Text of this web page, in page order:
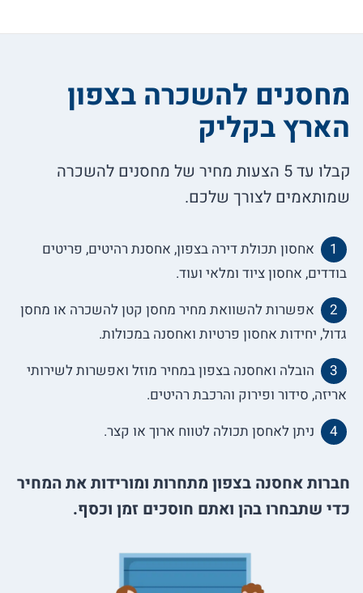
מחסנים להשכרה בצפון
הארץ בקליק
קבלו עד 5 הצעות מחיר של מחסנים להשכרה
שמותאמים לצורך שלכם.
אחסון תכולת דירה בצפון, אחסנת רהיטים, פריטים
בודדים, אחסון ציוד ומלאי ועוד.
אפשרות להשוואת מחיר מחסן קטן להשכרה או מחסן
גדול, יחידות אחסון פרטיות ואחסנה במכולות.
הובלה ואחסנה בצפון במחיר מוזל ואפשרות לשירותי
אריזה, סידור ופירוק והרכבת רהיטים.
ניתן לאחסן תכולה לטווח ארוך או קצר.
חברות אחסנה בצפון מתחרות ומורידות את המחיר
כדי שתבחרו בהן ואתם חוסכים זמן וכסף.